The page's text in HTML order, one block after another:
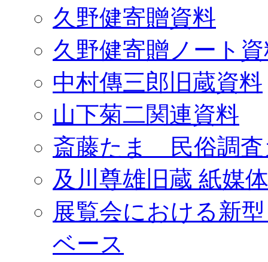
久野健寄贈資料
久野健寄贈ノート
中村傳三郎旧蔵資料
山下菊二関連資料
斎藤たま 民俗調査
及川尊雄旧蔵 紙媒
展覧会における新
ベース